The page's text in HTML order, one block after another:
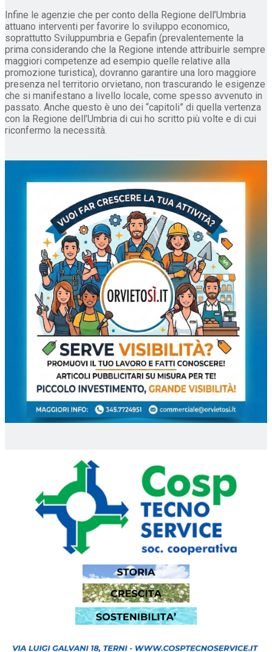
Infine le agenzie che per conto della Regione dell’Umbria
attuano interventi per favorire lo sviluppo economico,
soprattutto Sviluppumbria e Gepafin (prevalentemente la
prima considerando che la Regione intende attribuirle sempre
maggiori competenze ad esempio quelle relative alla
promozione turistica), dovranno garantire una loro maggiore
presenza nel territorio orvietano, non trascurando le esigenze
che si manifestano a livello locale, come spesso avvenuto in
passato. Anche questo è uno dei “capitoli” di quella vertenza
con la Regione dell’Umbria di cui ho scritto più volte e di cui
riconfermo la necessità.